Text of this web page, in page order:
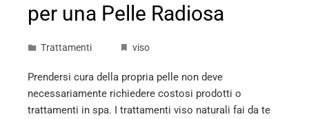
per una Pelle Radiosa
Trattamenti viso
Prendersi cura della propria pelle non deve
necessariamente richiedere costosi prodotti o
trattamenti in spa. I trattamenti viso naturali fai da te